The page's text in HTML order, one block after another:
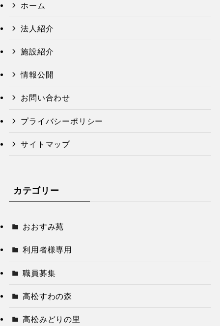
ホーム
法人紹介
施設紹介
情報公開
お問い合わせ
プライバシーポリシー
サイトマップ
カテゴリー
おおすみ苑
利用者様専用
職員募集
高松すわの森
高松みどりの里